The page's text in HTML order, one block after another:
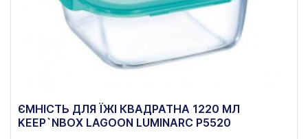
ЄМНІСТЬ ДЛЯ ЇЖІ КВАДРАТНА 1220 МЛ
KEEP`NBOX LAGOON LUMINARC P5520